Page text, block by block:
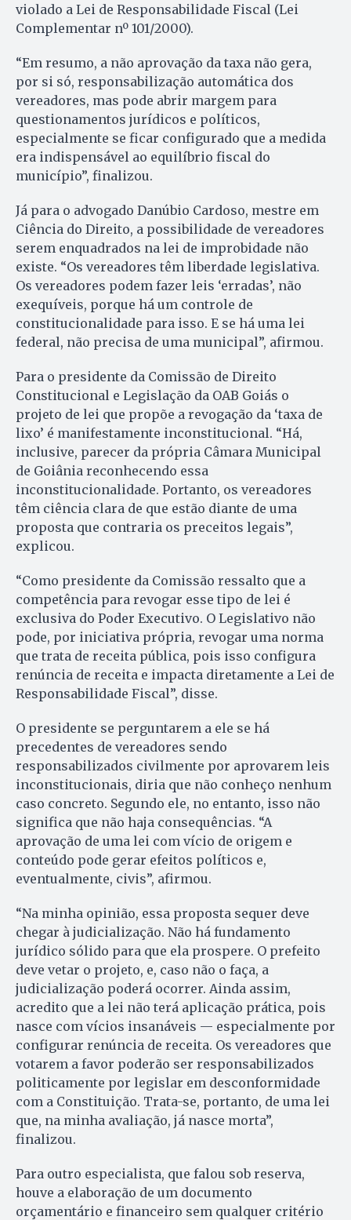
violado a Lei de Responsabilidade Fiscal (Lei
Complementar nº 101/2000).
“Em resumo, a não aprovação da taxa não gera,
por si só, responsabilização automática dos
vereadores, mas pode abrir margem para
questionamentos jurídicos e políticos,
especialmente se ficar configurado que a medida
era indispensável ao equilíbrio fiscal do
município”, finalizou.
Já para o advogado Danúbio Cardoso, mestre em
Ciência do Direito, a possibilidade de vereadores
serem enquadrados na lei de improbidade não
existe. “Os vereadores têm liberdade legislativa.
Os vereadores podem fazer leis ‘erradas’, não
exequíveis, porque há um controle de
constitucionalidade para isso. E se há uma lei
federal, não precisa de uma municipal”, afirmou.
Para o presidente da Comissão de Direito
Constitucional e Legislação da OAB Goiás o
projeto de lei que propõe a revogação da ‘taxa de
lixo’ é manifestamente inconstitucional. “Há,
inclusive, parecer da própria Câmara Municipal
de Goiânia reconhecendo essa
inconstitucionalidade. Portanto, os vereadores
têm ciência clara de que estão diante de uma
proposta que contraria os preceitos legais”,
explicou.
“Como presidente da Comissão ressalto que a
competência para revogar esse tipo de lei é
exclusiva do Poder Executivo. O Legislativo não
pode, por iniciativa própria, revogar uma norma
que trata de receita pública, pois isso configura
renúncia de receita e impacta diretamente a Lei de
Responsabilidade Fiscal”, disse.
O presidente se perguntarem a ele se há
precedentes de vereadores sendo
responsabilizados civilmente por aprovarem leis
inconstitucionais, diria que não conheço nenhum
caso concreto. Segundo ele, no entanto, isso não
significa que não haja consequências. “A
aprovação de uma lei com vício de origem e
conteúdo pode gerar efeitos políticos e,
eventualmente, civis”, afirmou.
“Na minha opinião, essa proposta sequer deve
chegar à judicialização. Não há fundamento
jurídico sólido para que ela prospere. O prefeito
deve vetar o projeto, e, caso não o faça, a
judicialização poderá ocorrer. Ainda assim,
acredito que a lei não terá aplicação prática, pois
nasce com vícios insanáveis — especialmente por
configurar renúncia de receita. Os vereadores que
votarem a favor poderão ser responsabilizados
politicamente por legislar em desconformidade
com a Constituição. Trata-se, portanto, de uma lei
que, na minha avaliação, já nasce morta”,
finalizou.
Para outro especialista, que falou sob reserva,
houve a elaboração de um documento
orçamentário e financeiro sem qualquer critério